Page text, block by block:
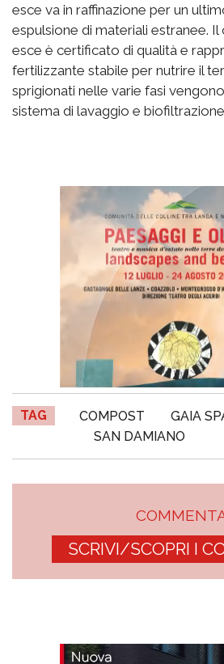
esce va in raffinazione per un
espulsione di materiali estranee.
esce è certificato di qualità e
fertilizzante stabile per nutrire il
sprigionati nelle varie fasi
sistema di lavaggio e biofiltrazione
TAG COMPOST GAIA
SAN DAMIANO
SCRIVI/SCOPRI I